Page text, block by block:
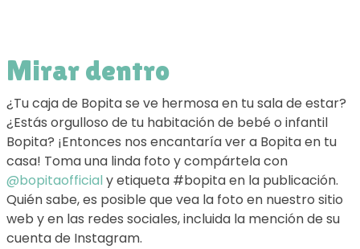
Mirar dentro
¿Tu caja de Bopita se ve hermosa en tu sala de estar?
¿Estás orgulloso de tu habitación de bebé o infantil
Bopita? ¡Entonces nos encantaría ver a Bopita en tu
casa! Toma una linda foto y compártela con
@bopitaofficial y etiqueta #bopita en la publicación.
Quién sabe, es posible que vea la foto en nuestro sitio
web y en las redes sociales, incluida la mención de su
cuenta de Instagram.